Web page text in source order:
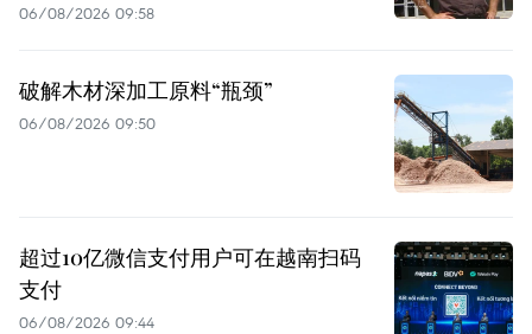
06/08/2026 09:58
破解木材深加工原料“瓶颈”
06/08/2026 09:50
超过10亿微信支付用户可在越南扫码
支付
06/08/2026 09:44